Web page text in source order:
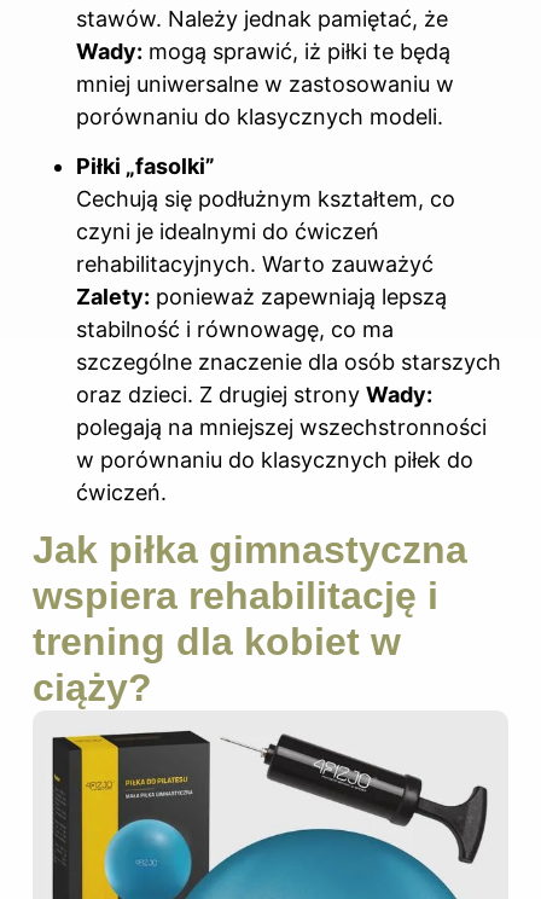
stawów. Należy jednak pamiętać, że
Wady: mogą sprawić, iż piłki te będą
mniej uniwersalne w zastosowaniu w
porównaniu do klasycznych modeli.
Piłki „fasolki”
Cechują się podłużnym kształtem, co
czyni je idealnymi do ćwiczeń
rehabilitacyjnych. Warto zauważyć
Zalety: ponieważ zapewniają lepszą
stabilność i równowagę, co ma
szczególne znaczenie dla osób starszych
oraz dzieci. Z drugiej strony Wady:
polegają na mniejszej wszechstronności
w porównaniu do klasycznych piłek do
ćwiczeń.
Jak piłka gimnastyczna
wspiera rehabilitację i
trening dla kobiet w
ciąży?